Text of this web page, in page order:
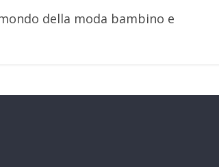
della moda bambino e